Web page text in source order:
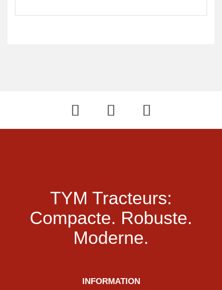
TYM Tracteurs:
Compacte. Robuste.
Moderne.
INFORMATION